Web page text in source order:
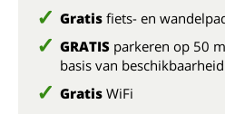
Gratis fiets- en
GRATIS parkeren op 50
basis van beschikbaarheid
Gratis WiFi